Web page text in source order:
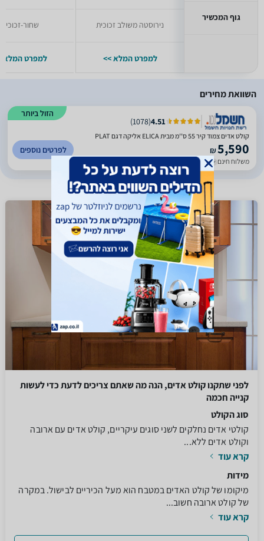
גוף המכשיר
נירוסטה משולב זכוכית
למפרט המלא >>
שחור-זכוכית
למפרט המלא
השוואת מחירים
הזול ביותר
4.51
(
1078
)
קולט אדים צמוד קיר 55 ס''מ מבית ELICA אליקה דגם PLAT
₪5,590
משלוח חינם עד 60 ימי עסקים
לפרטים נוספים
לפני שתקנו קולט אדים, הנה מה שאתם צריכים לדעת כדי לעשות
קנייה חכמה
סוג הקולט
קולטי אדים נחלקים לשני סוגים עיקריים, קולט אדים עם ארובה
וקולט אדים ללא...
קרא עוד
מידות
מיקומו של קולט האדים במטבח הוא מעל הכיריים לבישול. במקרה
של קולט ארובה חשוב...
קרא עוד